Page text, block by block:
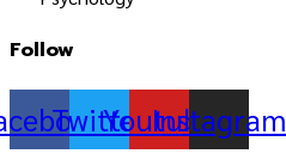
Follow
TwitterYoutube
Instagram